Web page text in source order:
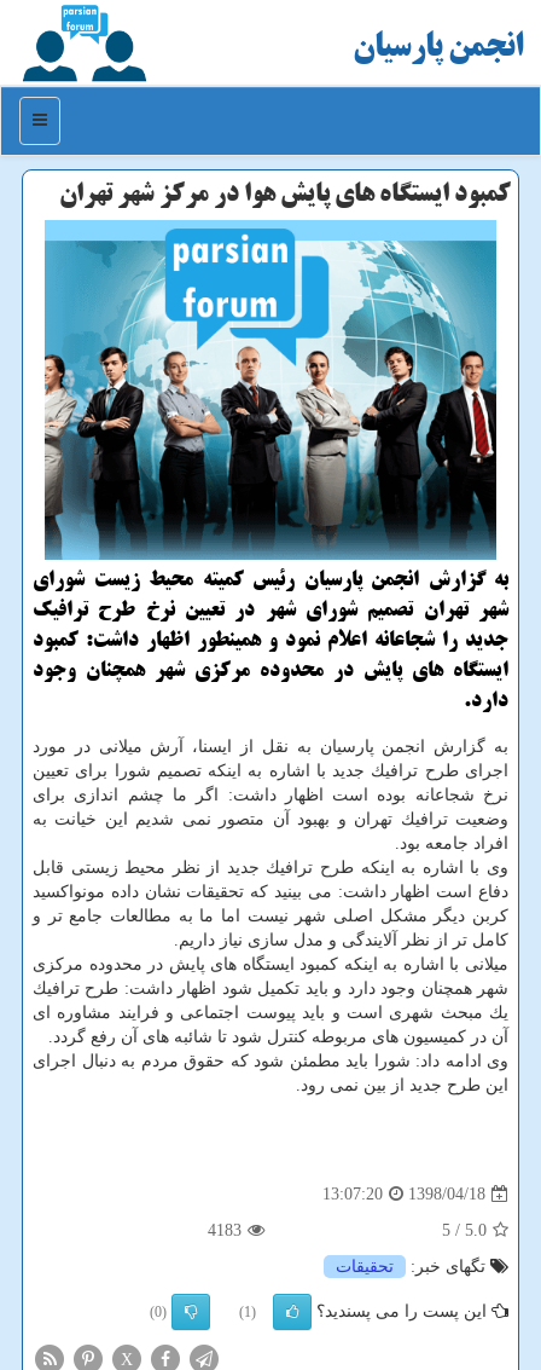
انجمن پارسیان
منو
كمبود ایستگاه های پایش هوا در مركز شهر تهران
به گزارش انجمن پارسیان رئیس كمیته محیط زیست شورای
شهر تهران تصمیم شورای شهر در تعیین نرخ طرح ترافیك
جدید را شجاعانه اعلام نمود و همینطور اظهار داشت: كمبود
ایستگاه های پایش در محدوده مركزی شهر همچنان وجود
دارد.
به گزارش انجمن پارسیان به نقل از ایسنا، آرش میلانی در مورد
اجرای طرح ترافیك جدید با اشاره به اینكه تصمیم شورا برای تعیین
نرخ شجاعانه بوده است اظهار داشت: اگر ما چشم اندازی برای
وضعیت ترافیك تهران و بهبود آن متصور نمی شدیم این خیانت به
افراد جامعه بود.
وی با اشاره به اینكه طرح ترافیك جدید از نظر محیط زیستی قابل
دفاع است اظهار داشت: می بینید كه تحقیقات نشان داده مونواكسید
كربن دیگر مشكل اصلی شهر نیست اما ما به مطالعات جامع تر و
كامل تر از نظر آلایندگی و مدل سازی نیاز داریم.
میلانی با اشاره به اینكه كمبود ایستگاه های پایش در محدوده مركزی
شهر همچنان وجود دارد و باید تكمیل شود اظهار داشت: طرح ترافیك
یك مبحث شهری است و باید پیوست اجتماعی و فرایند مشاوره ای
آن در كمیسیون های مربوطه كنترل شود تا شائبه های آن رفع گردد.
وی ادامه داد: شورا باید مطمئن شود كه حقوق مردم به دنبال اجرای
این طرح جدید از بین نمی رود.
1398/04/18
13:07:20
5.0
/ 5
4183
تگهای خبر:
تحقیقات
این پست را می پسندید؟ (1)
(0)
X